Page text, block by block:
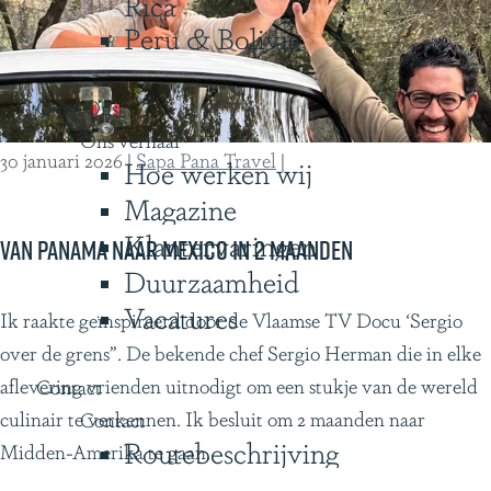
Peru & Bolivia
Over Ons
Ons verhaal
Hoe werken wij
Magazine
Klantervaringen
Duurzaamheid
Vacatures
Contact
Contact
Routebeschrijving
s
,
e
e
n
r
i
o
o
r
G
u
e
k
e
e
r
v
r
n
o
Van Panama naar Mexico in 2 maanden
30 januari 2026|Sapa Pana Travel |
V
a
n
P
a
Ik raakte geïnspireerd door de Vlaamse TV Docu ‘Sergio
over de grens”. De bekende chef Sergio Herman die in elke
aflevering vrienden uitnodigt om een stukje van de wereld
culinair te verkennen. Ik besluit om 2 maanden naar
Midden-Amerika te gaan.